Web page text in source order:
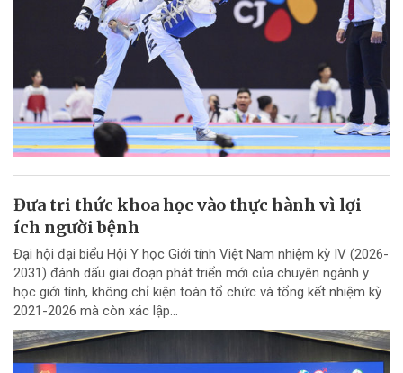
Đưa tri thức khoa học vào thực hành vì lợi
ích người bệnh
Đại hội đại biểu Hội Y học Giới tính Việt Nam nhiệm kỳ IV (2026-
2031) đánh dấu giai đoạn phát triển mới của chuyên ngành y
học giới tính, không chỉ kiện toàn tổ chức và tổng kết nhiệm kỳ
2021-2026 mà còn xác lập...